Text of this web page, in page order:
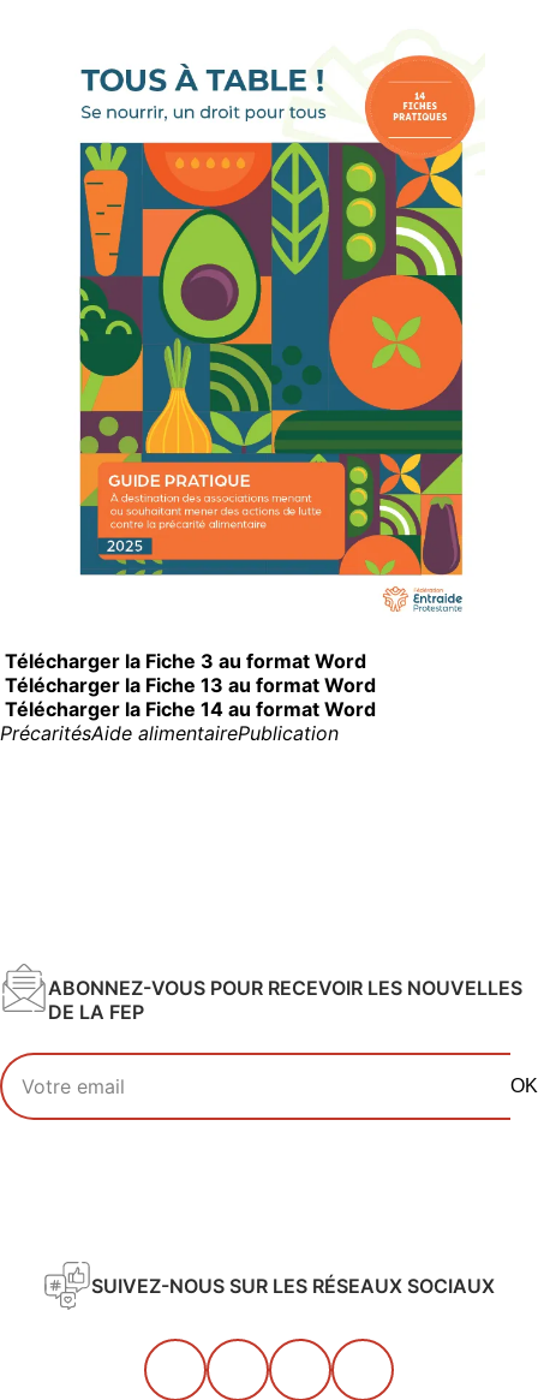
Télécharger la Fiche 3 au format Word
Télécharger la Fiche 13 au format Word
Télécharger la Fiche 14 au format Word
PrécaritésAide alimentairePublication
ABONNEZ-VOUS POUR RECEVOIR LES NOUVELLES
DE LA FEP
Votre adresse email
OK
SUIVEZ-NOUS SUR LES RÉSEAUX SOCIAUX